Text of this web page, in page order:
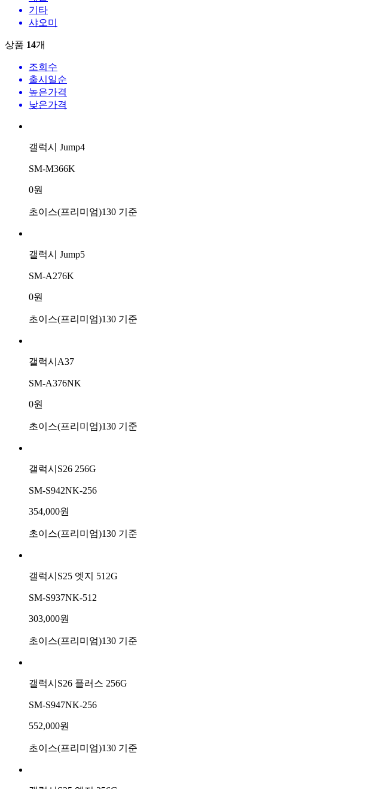
기타
샤오미
상품 14개
조회수
출시일순
높은가격
낮은가격
갤럭시 Jump4
SM-M366K
0원
초이스(프리미엄)130 기준
갤럭시 Jump5
SM-A276K
0원
초이스(프리미엄)130 기준
갤럭시A37
SM-A376NK
0원
초이스(프리미엄)130 기준
갤럭시S26 256G
SM-S942NK-256
354,000원
초이스(프리미엄)130 기준
갤럭시S25 엣지 512G
SM-S937NK-512
303,000원
초이스(프리미엄)130 기준
갤럭시S26 플러스 256G
SM-S947NK-256
552,000원
초이스(프리미엄)130 기준